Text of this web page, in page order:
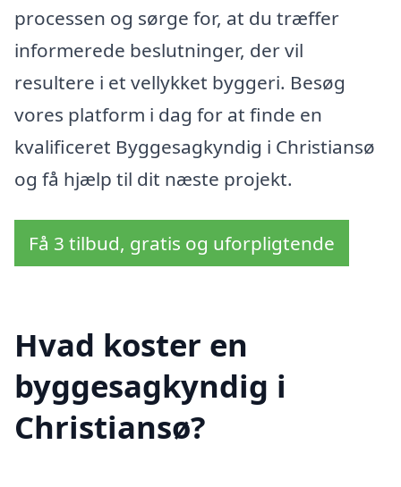
processen og sørge for, at du træffer
informerede beslutninger, der vil
resultere i et vellykket byggeri. Besøg
vores platform i dag for at finde en
kvalificeret Byggesagkyndig i Christiansø
og få hjælp til dit næste projekt.
Få 3 tilbud, gratis og uforpligtende
Hvad koster en
byggesagkyndig i
Christiansø?